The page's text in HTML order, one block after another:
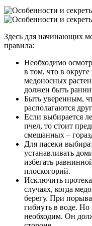
Здесь для начинающих
правила:
Необходимо
в том, что в
медоносных
должен быть
Быть уверенным,
располагаются
Если выбирается
пчел, то стоит
смешанных –
Для пасеки
устанавливать
избегать
плоскогорий.
Исключить
случаях, когда
берегу. При
гибнуть в воде. Но
необходим. Он